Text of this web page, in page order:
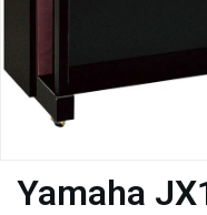
Yamaha